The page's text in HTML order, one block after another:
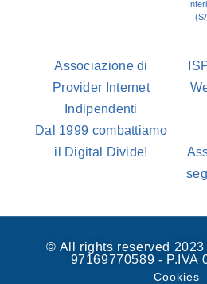
Associazione di
Provider Internet
Indipendenti
Dal 1999 combattiamo
il Digital Divide!
© All rights reserved
97169770589 - P.IVA
Cookies